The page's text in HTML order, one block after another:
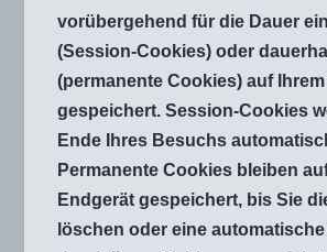
vorübergehend für die Dauer
(Session-Cookies) oder
(permanente Cookies) auf
gespeichert. Session-Cookies
Ende Ihres Besuchs
Permanente Cookies bleiben
Endgerät gespeichert, bis Sie
löschen oder eine